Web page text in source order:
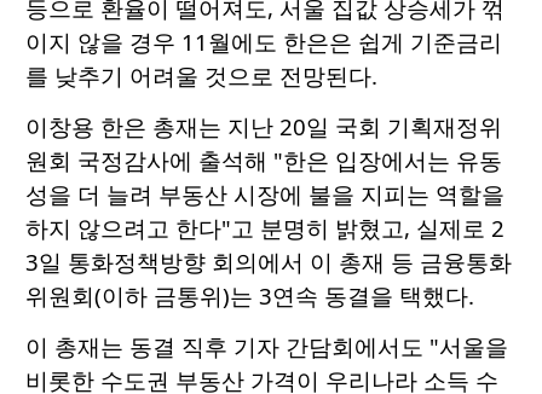
등으로 환율이 떨어져도, 서울 집값 상승세가 꺾
이지 않을 경우 11월에도 한은은 쉽게 기준금리
를 낮추기 어려울 것으로 전망된다.
이창용 한은 총재는 지난 20일 국회 기획재정위
원회 국정감사에 출석해 "한은 입장에서는 유동
성을 더 늘려 부동산 시장에 불을 지피는 역할을
하지 않으려고 한다"고 분명히 밝혔고, 실제로 2
3일 통화정책방향 회의에서 이 총재 등 금융통화
위원회(이하 금통위)는 3연속 동결을 택했다.
이 총재는 동결 직후 기자 간담회에서도 "서울을
비롯한 수도권 부동산 가격이 우리나라 소득 수